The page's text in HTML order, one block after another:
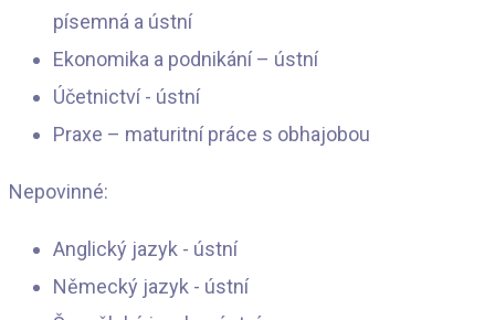
písemná a ústní
Ekonomika a podnikání – ústní
Účetnictví - ústní
Praxe – maturitní práce s obhajobou
Nepovinné:
Anglický jazyk - ústní
Německý jazyk - ústní